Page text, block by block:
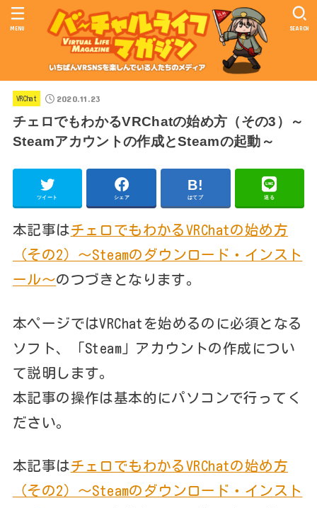
SEARCH
MENU
VRChat 2020.11.23
チェロでもわかるVRChatの始め方（その3）～
Steamアカウントの作成とSteamの起動～
ツイート シェア はてブ 送る
本記事はチェロでもわかるVRChatの始め方
（その2）～Steamのダウンロード・インスト
ール～のつづきとなります。
本ページではVRChatを始めるのに必須となる
ソフト、「Steam」アカウントの作成につい
て説明します。
本記事の操作は基本的にパソコンで行ってく
ださい。
本記事はチェロでもわかるVRChatの始め方
（その2）～Steamのダウンロード・インスト